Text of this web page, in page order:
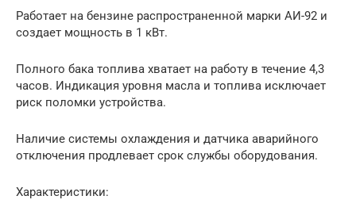
Работает на бензине распространенной марки АИ-92 и
создает мощность в 1 кВт.
Полного бака топлива хватает на работу в течение 4,3
часов. Индикация уровня масла и топлива исключает
риск поломки устройства.
Наличие системы охлаждения и датчика аварийного
отключения продлевает срок службы оборудования.
Характеристики: